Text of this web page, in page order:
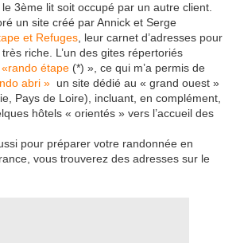
3ème lit soit occupé par un autre client.
un site créé par Annick et Serge
et Refuges , leur carnet d’adresses pour
riche. L’un des gites répertoriés
«rando étape (*) », ce qui m’a permis de
abri » un site dédié au « grand ouest »
Pays de Loire), incluant, en complément,
hôtels « orientés » vers l’accueil des
pour préparer votre randonnée en
vous trouverez des adresses sur le